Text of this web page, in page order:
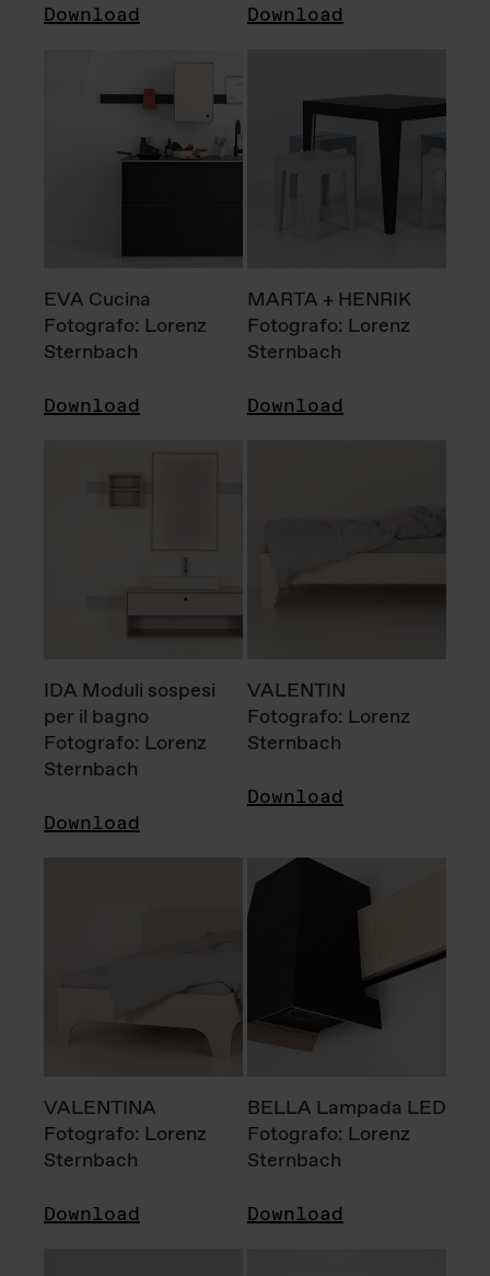
Download Download
EVA Cucina
Fotografo: Lorenz
Sternbach
Download
MARTA + HENRIK
Fotografo: Lorenz
Sternbach
Download
IDA Moduli sospesi
per il bagno
Fotografo: Lorenz
Sternbach
Download
VALENTIN
Fotografo: Lorenz
Sternbach
Download
VALENTINA
Fotografo: Lorenz
Sternbach
Download
BELLA Lampada LED
Fotografo: Lorenz
Sternbach
Download